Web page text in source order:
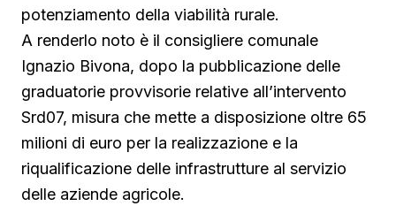
potenziamento della viabilità rurale.
A renderlo noto è il consigliere comunale
Ignazio Bivona, dopo la pubblicazione delle
graduatorie provvisorie relative all’intervento
Srd07, misura che mette a disposizione oltre 65
milioni di euro per la realizzazione e la
riqualificazione delle infrastrutture al servizio
delle aziende agricole.